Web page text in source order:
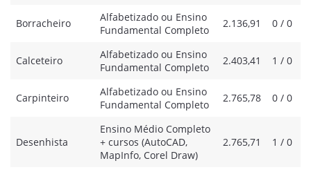
Borracheiro
Alfabetizado ou Ensino
Fundamental Completo
2.136,91 0 / 0
Calceteiro
Alfabetizado ou Ensino
Fundamental Completo
2.403,41 1 / 0
Carpinteiro
Alfabetizado ou Ensino
Fundamental Completo
2.765,78 0 / 0
Desenhista
Ensino Médio Completo
+ cursos (AutoCAD,
MapInfo, Corel Draw)
2.765,71 1 / 0